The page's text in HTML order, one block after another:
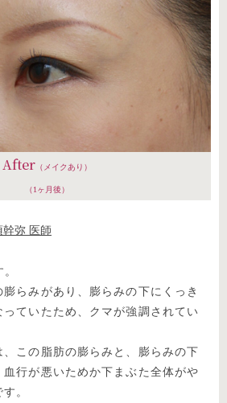
After（メイクあり）
（1ヶ月後）
弥 医師
らみがあり、膨らみの下にくっき
っていたため、クマが強調されてい
、この脂肪の膨らみと、膨らみの下
行が悪いためか下まぶた全体がや
。